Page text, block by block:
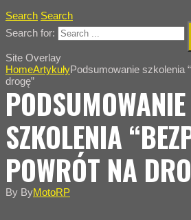
Search Search
Search for:
Site Overlay
HomeArtykułyPodsumowanie szkolenia
drogę”
PODSUMOWANIE
SZKOLENIA
POWRÓT NA
By ByMotoRP